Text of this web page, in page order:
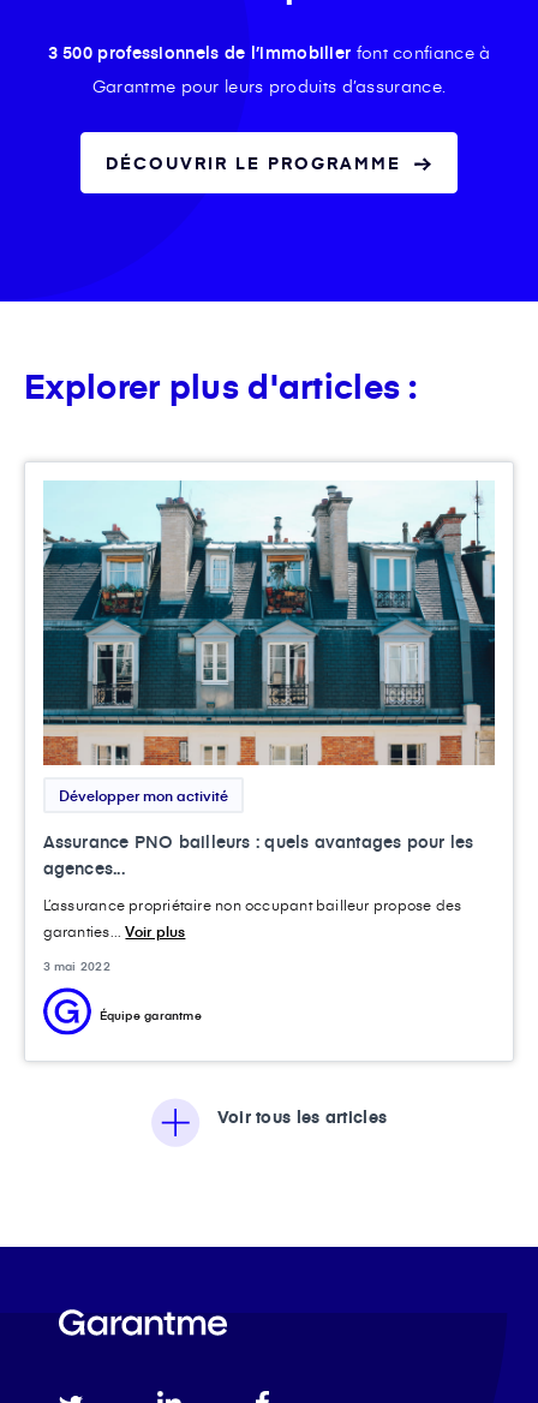
3 500 professionnels de l’immobilier font confiance à
Garantme pour leurs produits d’assurance.
DÉCOUVRIR LE PROGRAMME
Explorer plus d'articles :
Développer mon activité
Assurance PNO bailleurs : quels avantages pour les
agences...
L’assurance propriétaire non occupant bailleur propose des
garanties...Voir plus
3 mai 2022
Équipe garantme
Voir tous les articles